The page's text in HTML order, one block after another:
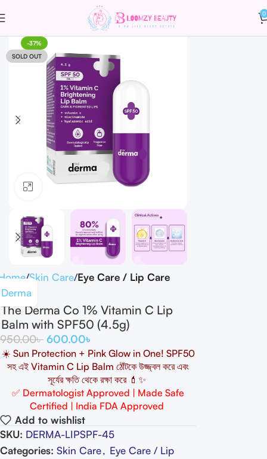
0
-37%
SOLD OUT
Click to enlarge
Skin Care Eye Care / Lip Care
The Derma Co 1% Vitamin C Lip
Balm with SPF50 (4.5g)
Derma
950.00৳ 600.00৳
☀️ Sun Protection + Pink Glow in One! SPF50
সহ এই Vitamin C Lip Balm ঠোঁটকে উজ্জ্বল করে এবং
সূর্যের ক্ষতি থেকে রক্ষা করে💄✨
✅ Dermatologist Approved | Made Safe
Certified | India FDA Approved
Add to wishlist
SKU: DERMA-LIPSPF-45
Categories: Skin Care, Eye Care / Lip